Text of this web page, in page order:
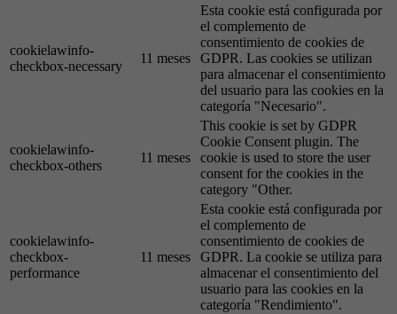
cookielawinfo-
checkbox-necessary
11 meses
Esta cookie está configurada por
el complemento de
consentimiento de cookies de
GDPR. Las cookies se utilizan
para almacenar el consentimiento
del usuario para las cookies en la
categoría "Necesario".
cookielawinfo-
checkbox-others
11 meses
This cookie is set by GDPR
Cookie Consent plugin. The
cookie is used to store the user
consent for the cookies in the
category "Other.
cookielawinfo-
checkbox-
performance
11 meses
Esta cookie está configurada por
el complemento de
consentimiento de cookies de
GDPR. La cookie se utiliza para
almacenar el consentimiento del
usuario para las cookies en la
categoría "Rendimiento".